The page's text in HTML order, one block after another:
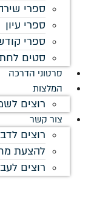
ספרי
ספרי עיון
ספרי
סטים
סרטוני הדרכה
המלצות
רוצים
צור קשר
רוצים
להצעת
רוצים